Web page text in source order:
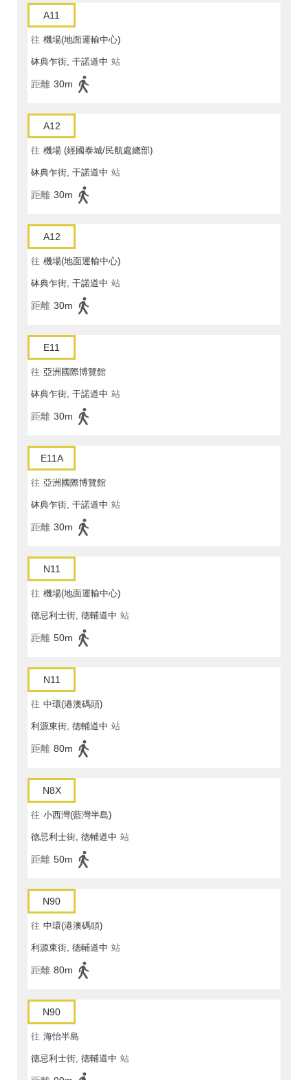
A11
往 機場(地面運輸中心)
砵典乍街, 干諾道中 站
距離 30m
A12
往 機場 (經國泰城/民航處總部)
砵典乍街, 干諾道中 站
距離 30m
A12
往 機場(地面運輸中心)
砵典乍街, 干諾道中 站
距離 30m
E11
往 亞洲國際博覽館
砵典乍街, 干諾道中 站
距離 30m
E11A
往 亞洲國際博覽館
砵典乍街, 干諾道中 站
距離 30m
N11
往 機場(地面運輸中心)
德忌利士街, 德輔道中 站
距離 50m
N11
往 中環(港澳碼頭)
利源東街, 德輔道中 站
距離 80m
N8X
往 小西灣(藍灣半島)
德忌利士街, 德輔道中 站
距離 50m
N90
往 中環(港澳碼頭)
利源東街, 德輔道中 站
距離 80m
N90
往 海怡半島
德忌利士街, 德輔道中 站